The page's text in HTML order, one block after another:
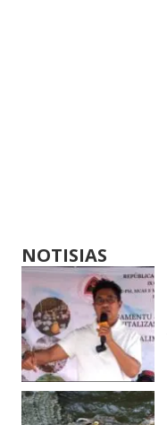
NOTISIAS